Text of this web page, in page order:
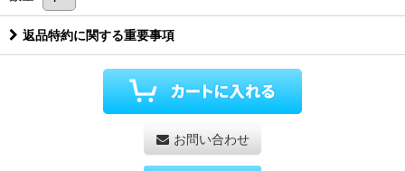
返品特約に関する重要事項
お問い合わせ